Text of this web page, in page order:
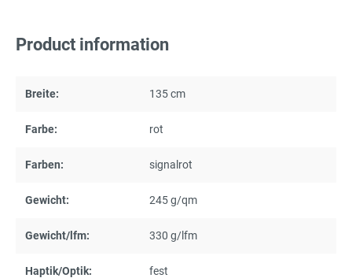
Product information
Breite: 135 cm
Farbe: rot
Farben: signalrot
Gewicht: 245 g/qm
Gewicht/lfm: 330 g/lfm
Haptik/Optik: fest